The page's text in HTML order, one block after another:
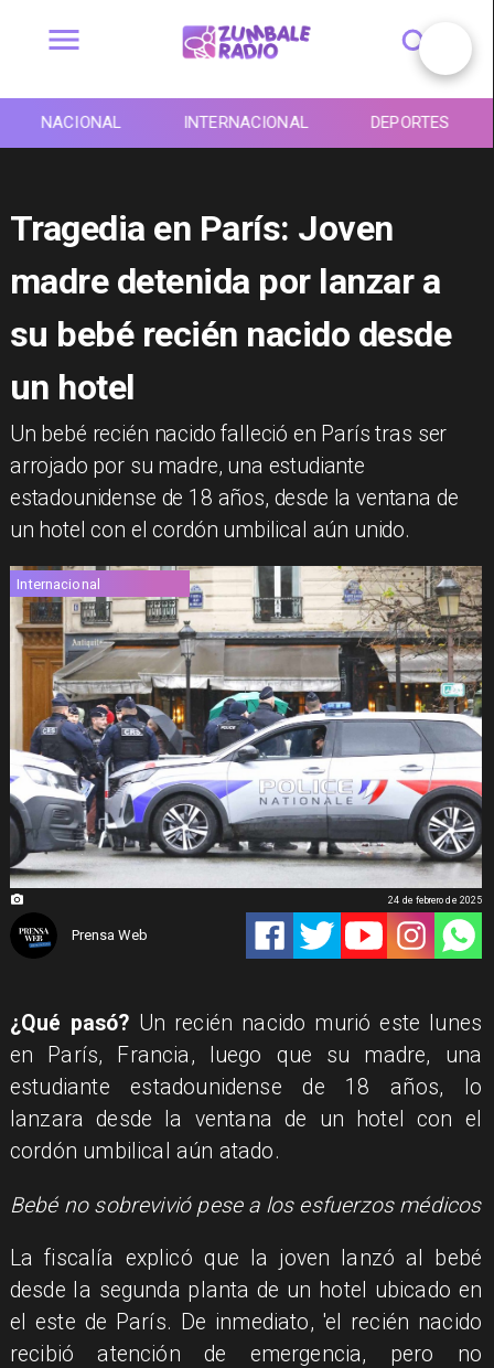
NACIONAL INTERNACIONAL DEPORTES
Tragedia en París: Joven
madre detenida por lanzar a
su bebé recién nacido desde
un hotel
Un bebé recién nacido falleció en París tras ser
arrojado por su madre, una estudiante
estadounidense de 18 años, desde la ventana de
un hotel con el cordón umbilical aún unido.
Internacional
Prensa Web
24 de febrero de 2025
¿Qué pasó? Un recién nacido murió este lunes
en París, Francia, luego que su madre, una
estudiante estadounidense de 18 años, lo
lanzara desde la ventana de un hotel con el
cordón umbilical aún atado.
Bebé no sobrevivió pese a los esfuerzos médicos
La fiscalía explicó que la joven lanzó al bebé
desde la segunda planta de un hotel ubicado en
el este de París. De inmediato, 'el recién nacido
recibió atención de emergencia, pero no